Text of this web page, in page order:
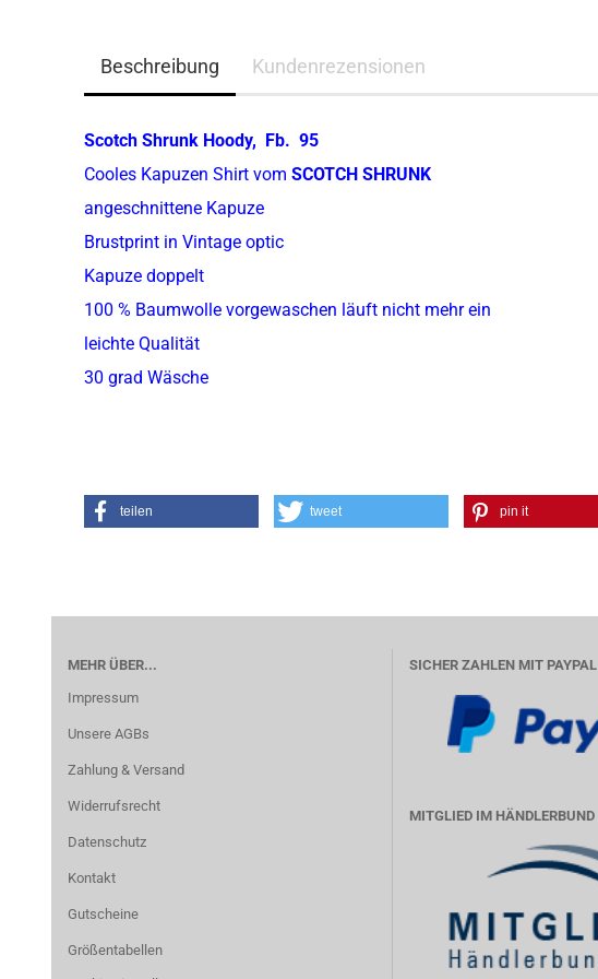
Beschreibung Kundenrezensionen
Scotch Shrunk Hoody, Fb. 95
Cooles Kapuzen Shirt vom SCOTCH SHRUNK
angeschnittene Kapuze
Brustprint in Vintage optic
Kapuze doppelt
100 % Baumwolle vorgewaschen läuft nicht mehr ein
leichte Qualität
30 grad Wäsche
teilen tweet pin it
MEHR ÜBER...
Impressum
Unsere AGBs
Zahlung & Versand
Widerrufsrecht
Datenschutz
Kontakt
Gutscheine
Größentabellen
SICHER ZAHLEN MIT PAYPAL
MITGLIED IM HÄNDLERBUND